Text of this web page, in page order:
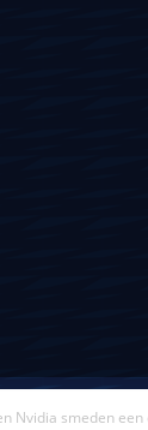
Nvidia smeden